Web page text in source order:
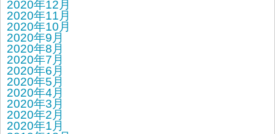
2020年12月
2020年11月
2020年10月
2020年9月
2020年8月
2020年7月
2020年6月
2020年5月
2020年4月
2020年3月
2020年2月
2020年1月